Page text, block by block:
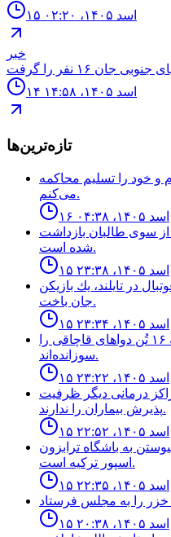
۱۵ اسد ۱۴۰۵، ۰۲:۲۰
خبر
۱۴ اسد ۱۴۰۵، ۱۴:۵۸
تازه‌ترین‌ها
و خود را تسلیم محاکمه
می‌کنم.
۱۶ اسد ۱۴۰۵، ۰۴:۳۸
سوی طالبان بازداشت
شده است.
۱۵ اسد ۱۴۰۵، ۲۳:۳۸
در تايلند، يك بازيكن
جان باخت.
۱۵ اسد ۱۴۰۵، ۲۳:۳۴
طالبان در هلمند نزدیک به ۱۶ تُن دواهای قاچاقی را
سوزانده‌اند.
۱۵ اسد ۱۴۰۵، ۲۳:۲۲
درمانی دیگر ظرفیت
پذیرش بیماران را ندارند.
۱۵ اسد ۱۴۰۵، ۲۲:۵۲
به باشگاه ترابزون
اسپور تركيه است.
۱۵ اسد ۱۴۰۵، ۲۲:۳۵
۱۵ اسد ۱۴۰۵، ۲۰:۳۸